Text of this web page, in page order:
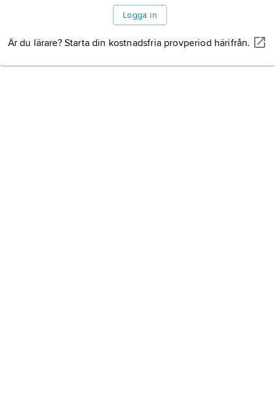
Logga in
Är du lärare? Starta din kostnadsfria provperiod härifrån.